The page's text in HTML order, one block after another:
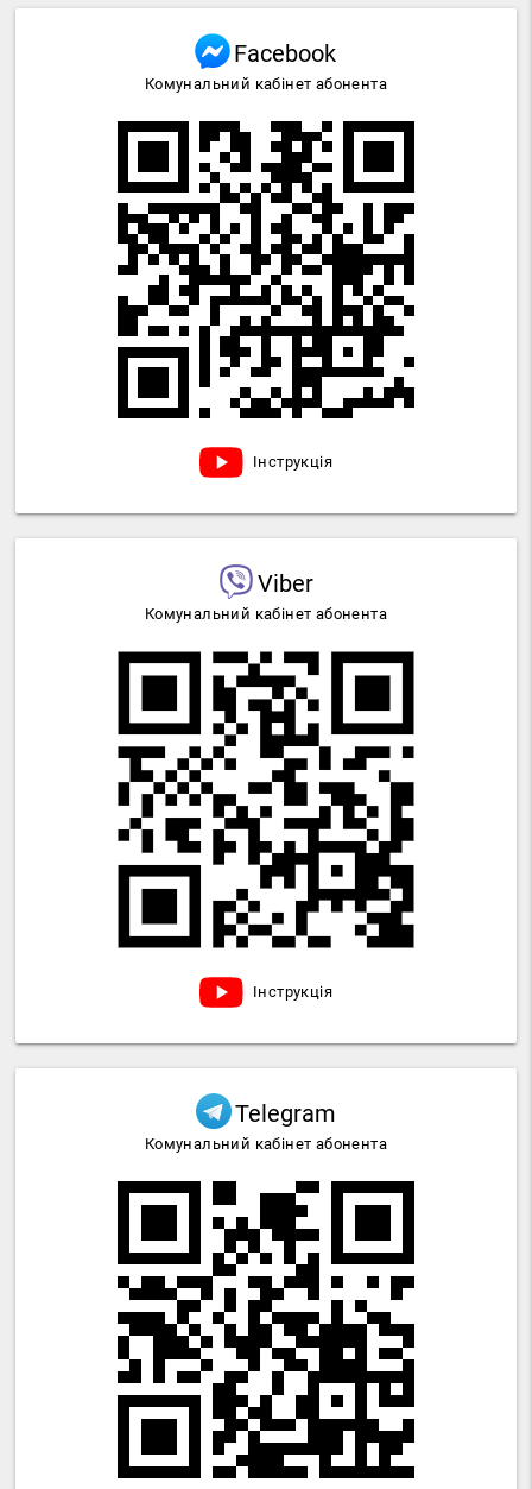
Facebook
Комунальний кабінет абонента
Інструкція
Viber
Комунальний кабінет абонента
Інструкція
Telegram
Комунальний кабінет абонента